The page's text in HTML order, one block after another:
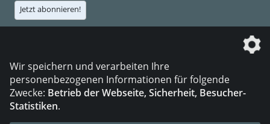
Jetzt abonnieren!
Die DVS Media GmbH ist ein Unternehmen der
Wir speichern und verarbeiten Ihre
personenbezogenen Informationen für folgende
Zwecke: Betrieb der Webseite, Sicherheit, Besucher-
Statistiken.